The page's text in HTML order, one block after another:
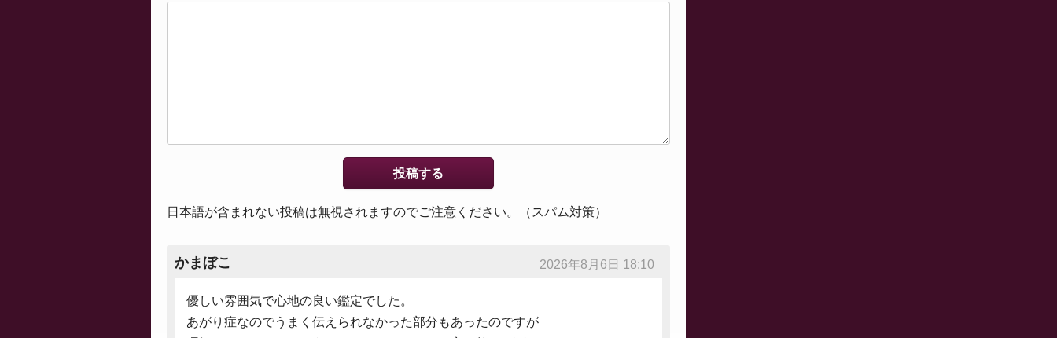
日本語が含まれない投稿は無視されますのでご注意ください。（スパム対策）
かまぼこ 2026年8月6日 18:10
優しい雰囲気で心地の良い鑑定でした。
あがり症なのでうまく伝えられなかった部分もあったのですが